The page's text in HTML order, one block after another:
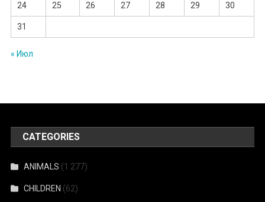
24 25 26 27 28 29 30
31
« Июл
CATEGORIES
ANIMALS (1 277)
CHILDREN (62)